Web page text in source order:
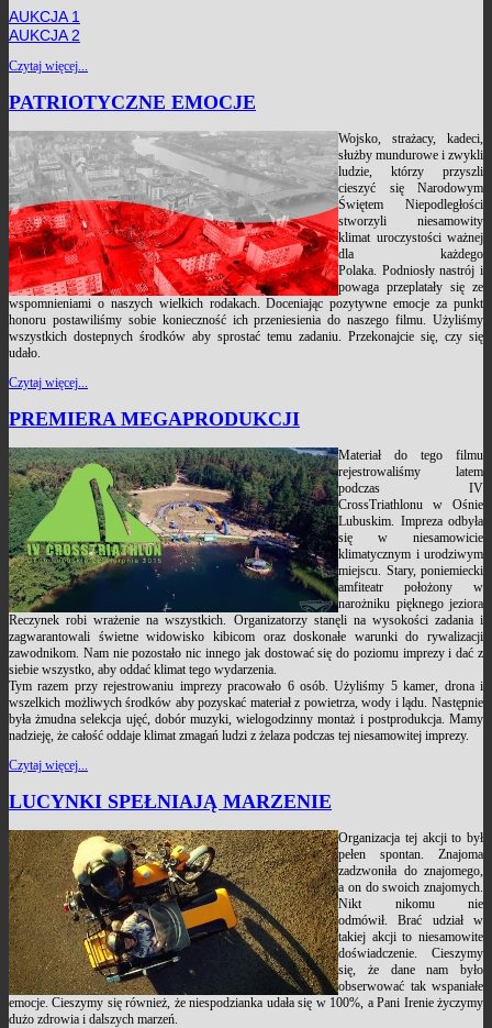
AUKCJA 1
AUKCJA 2
Czytaj więcej...
PATRIOTYCZNE EMOCJE
Wojsko, strażacy, kadeci,
służby mundurowe i zwykli
ludzie, którzy przyszli
cieszyć się Narodowym
Świętem Niepodległości
stworzyli niesamowity
klimat uroczystości ważnej
dla każdego
Polaka. Podniosły nastrój i
powaga przeplatały się ze
wspomnieniami o naszych wielkich rodakach. Doceniając pozytywne emocje za punkt
honoru postawiliśmy sobie konieczność ich przeniesienia do naszego filmu. Użyliśmy
wszystkich dostepnych środków aby sprostać temu zadaniu. Przekonajcie się, czy się
udało.
Czytaj więcej...
PREMIERA MEGAPRODUKCJI
Materiał do tego filmu
rejestrowaliśmy latem
podczas IV
CrossTriathlonu w Ośnie
Lubuskim. Impreza odbyła
się w niesamowicie
klimatycznym i urodziwym
miejscu. Stary, poniemiecki
amfiteatr położony w
narożniku pięknego jeziora
Reczynek robi wrażenie na wszystkich. Organizatorzy stanęli na wysokości zadania i
zagwarantowali świetne widowisko kibicom oraz doskonałe warunki do rywalizacji
zawodnikom. Nam nie pozostało nic innego jak dostować się do poziomu imprezy i dać z
siebie wszystko, aby oddać klimat tego wydarzenia.
Tym razem przy rejestrowaniu imprezy pracowało 6 osób. Użyliśmy 5 kamer, drona i
wszelkich możliwych środków aby pozyskać materiał z powietrza, wody i lądu. Następnie
była żmudna selekcja ujęć, dobór muzyki, wielogodzinny montaż i postprodukcja. Mamy
nadzieję, że całość oddaje klimat zmagań ludzi z żelaza podczas tej niesamowitej imprezy.
Czytaj więcej...
LUCYNKI SPEŁNIAJĄ MARZENIE
Organizacja tej akcji to był
pełen spontan. Znajoma
zadzwoniła do znajomego,
a on do swoich znajomych.
Nikt nikomu nie
odmówił. Brać udział w
takiej akcji to niesamowite
doświadczenie. Cieszymy
się, że dane nam było
obserwować tak wspaniałe
emocje. Cieszymy się również, że niespodzianka udała się w 100%, a Pani Irenie życzymy
dużo zdrowia i dalszych marzeń.